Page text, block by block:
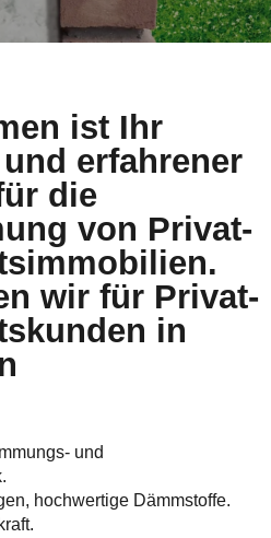
ist Ihr
erfahrener
die
von Privat-
wir für Privat-
in
und
hochwertige Dämmstoffe.